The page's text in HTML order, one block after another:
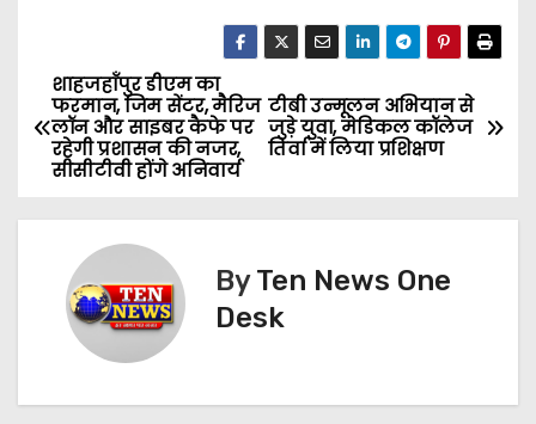
P
o
v
टीबी उन्मूलन अभियान से
जुड़े युवा, मेडिकल कॉलेज
तिर्वा में लिया प्रशिक्षण
शाहजहाँपुर डीएम का
फरमान, जिम सेंटर, मैरिज
लॉन और साइबर कैफे पर
रहेगी प्रशासन की नजर,
सीसीटीवी होंगे अनिवार्य
ByTen News One
Desk